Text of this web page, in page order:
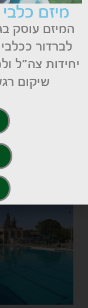
מיזם
המיזם עוסק
לברדור
יחידות צה״ל
שיקום